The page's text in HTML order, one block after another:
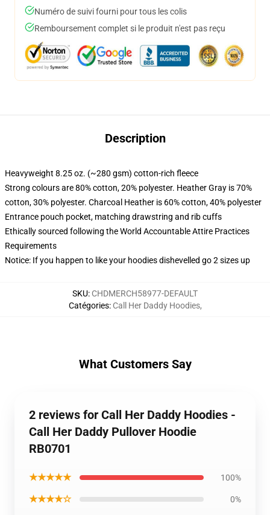
Numéro de suivi fourni pour tous les colis
Remboursement complet si le produit n'est pas reçu
Description
Heavyweight 8.25 oz. (~280 gsm) cotton-rich fleece
Strong colours are 80% cotton, 20% polyester. Heather Gray is 70%
cotton, 30% polyester. Charcoal Heather is 60% cotton, 40% polyester
Entrance pouch pocket, matching drawstring and rib cuffs
Ethically sourced following the World Accountable Attire Practices
Requirements
Notice: If you happen to like your hoodies dishevelled go 2 sizes up
SKU: CHDMERCH58977-DEFAULT
Catégories: Call Her Daddy Hoodies,
What Customers Say
2 reviews for Call Her Daddy Hoodies -
Call Her Daddy Pullover Hoodie
RB0701
★★★★★ 100%
★★★★☆ 0%